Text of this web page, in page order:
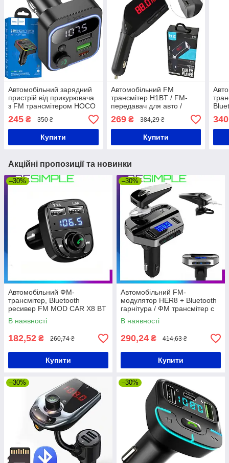
Автомобільний зарядний
пристрій від прикурювача
з FM трансмітером HOCO
E85 / ФМ трансмітер в
авто / Bluetooth FM
модулятор
245 ₴ 350 ₴
Купити
Автомобільний FM
трансмітер H1BT / FM-
передавач для авто /
Модулятор в машину від
прикурювача з двома USB
269₴ 384,29 ₴
Купити
в
Акційні пропозиції та новинки
–30%
Автомобільний ФМ-
трансмітер, Bluetooth
ресивер FM MOD CAR X8 BT
В наявності
182,52 ₴ 260,74 ₴
Купити
–30%
Автомобільний FM-
модулятор HER8 + Bluetooth
гарнітура / ФМ трансмітер c
mp3 плеєром у прикурювач
В наявності
290,24 ₴ 414,63 ₴
Купити
–30% –30%